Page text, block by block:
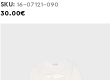
SKU: 16-07121-090
30.00€